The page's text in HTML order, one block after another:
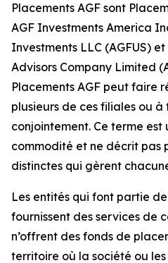
Placements AGF sont
AGF Investments America
Investments LLC (AGFUS)
Advisors Company Limited
Placements AGF peut faire
plusieurs de ces filiales ou
conjointement. Ce terme est
commodité et ne décrit pas
distinctes qui gèrent
Les entités qui font partie
fournissent des services de
n’offrent des fonds de
territoire où la société ou